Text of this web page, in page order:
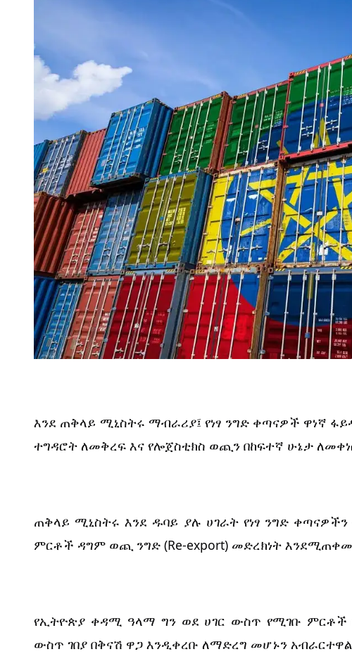
እንደ ጠቅላይ ሚኒስትሩ ማብራሪያ፤ የነፃ ንግድ ቀጣናዎች ዋነኛ
ተግዳሮት ለመቅረፍ እና የሎጀስቲክስ ወጪን በከፍተኛ ሁኔታ
ጠቅላይ ሚኒስትሩ እንደ ዱባይ ያሉ ሀገራት የነፃ ንግድ
ምርቶች ዳግም ወጪ ንግድ (Re-export) መድረክነት
የኢትዮጵያ ቀዳሚ ዓላማ ግን ወደ ሀገር ውስጥ የሚገቡ ምርቶች
ውስጥ ገበያ በቅናሽ ዋጋ እንዲቀረቡ ለማድረግ መሆኑን